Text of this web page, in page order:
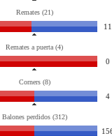
Remates (21)
11
Remates a puerta (4)
0
Corners (8)
4
Balones perdidos (312)